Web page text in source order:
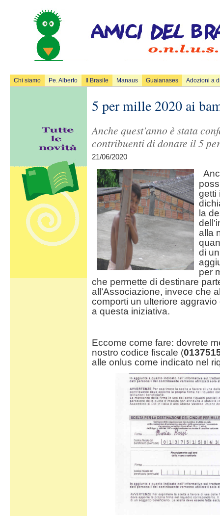
Chi siamo Pe. Alberto Il Brasile Manaus Guaianases Adozioni a
5 per mille 2020 ai
Anche quest'anno è stata
contribuenti di donare il 5
21/06/2020
getti
la
alla
di
per
che permette di destinare
all’Associazione, invece che
comporti un ulteriore
a questa iniziativa.
Eccome come fare: dovrete
nostro codice fiscale (
alle onlus come indicato nel